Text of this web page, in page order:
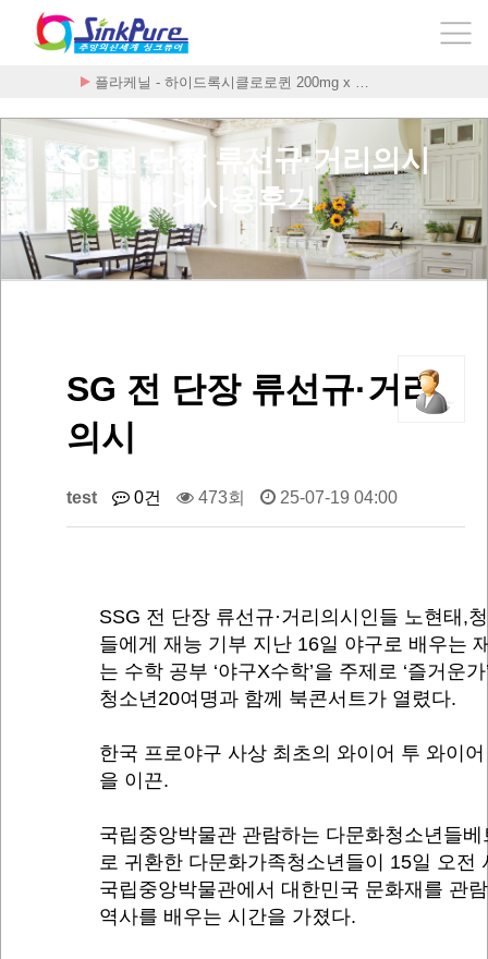
플라케닐 - 하이드록시클로로퀸 200mg x …
SG 전 단장 류선규·거리의시
> 사용후기
SG 전 단장 류선규·거리
의시
test 0건 473회 25-07-19 04:00
SSG 전 단장 류선규·거리의시인들 노현태,
들에게 재능 기부 지난 16일 야구로 배우는
는 수학 공부 ‘야구X수학’을 주제로 ‘즐거운가
청소년20여명과 함께 북콘서트가 열렸다.
한국 프로야구 사상 최초의 와이어 투 와이
을 이끈.
국립중앙박물관 관람하는 다문화청소년들베
로 귀환한 다문화가족청소년들이 15일 오전
국립중앙박물관에서 대한민국 문화재를 관
역사를 배우는 시간을 가졌다.